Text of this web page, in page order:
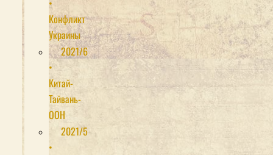
•
Конфликт
Украины
2021/6
•
Китай-
Тайвань-
ООН
2021/5
•